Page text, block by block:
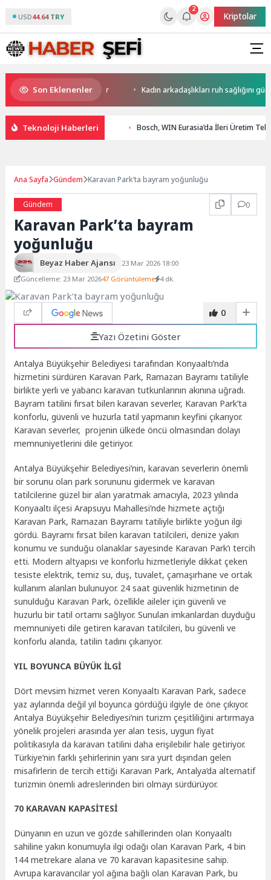
USD44.64 TRY
2
Kriptolar
Son Eklenenler
yapay zekaya bırakıyor Kadın arkadaşlıkları ruh sağlığını
Teknoloji Haberleri Bosch, WIN Eurasia’da İleri Üretim
Ana Sayfa Gündem Karavan Park’ta bayram yoğunluğu
Gündem 0
Karavan Park’ta bayram
yoğunluğu
Beyaz Haber Ajansı
23 Mar 2026 18:00
Güncelleme: 23 Mar 202647 Görüntüleme 4 dk.
0
Yazı Özetini Göster
Antalya Büyükşehir Belediyesi tarafından Konyaaltı’nda
hizmetini sürdüren Karavan Park, Ramazan Bayramı tatiliyle
birlikte yerli ve yabancı karavan tutkunlarının akınına uğradı.
Bayram tatilini fırsat bilen karavan severler, Karavan Park’ta
konforlu, güvenli ve huzurla tatil yapmanın keyfini çıkarıyor.
Karavan severler, projenin ülkede öncü olmasından dolayı
memnuniyetlerini dile getiriyor.
Antalya Büyükşehir Belediyesi’nin, karavan severlerin önemli
bir sorunu olan park sorununu gidermek ve karavan
tatilcilerine güzel bir alan yaratmak amacıyla, 2023 yılında
Konyaaltı ilçesi Arapsuyu Mahallesi’nde hizmete açtığı
Karavan Park, Ramazan Bayramı tatiliyle birlikte yoğun ilgi
gördü. Bayramı fırsat bilen karavan tatilcileri, denize yakın
konumu ve sunduğu olanaklar sayesinde Karavan Park’ı tercih
etti. Modern altyapısı ve konforlu hizmetleriyle dikkat çeken
tesiste elektrik, temiz su, duş, tuvalet, çamaşırhane ve ortak
kullanım alanları bulunuyor. 24 saat güvenlik hizmetinin de
sunulduğu Karavan Park, özellikle aileler için güvenli ve
huzurlu bir tatil ortamı sağlıyor. Sunulan imkanlardan duyduğu
memnuniyeti dile getiren karavan tatilcileri, bu güvenli ve
konforlu alanda, tatilin tadını çıkarıyor.
YIL BOYUNCA BÜYÜK İLGİ
Dört mevsim hizmet veren Konyaaltı Karavan Park, sadece
yaz aylarında değil yıl boyunca gördüğü ilgiyle de öne çıkıyor.
Antalya Büyükşehir Belediyesi’nin turizm çeşitliliğini artırmaya
yönelik projeleri arasında yer alan tesis, uygun fiyat
politikasıyla da karavan tatilini daha erişilebilir hale getiriyor.
Türkiye’nin farklı şehirlerinin yanı sıra yurt dışından gelen
misafirlerin de tercih ettiği Karavan Park, Antalya’da alternatif
turizmin önemli adreslerinden biri olmayı sürdürüyor.
70 KARAVAN KAPASİTESİ
Dünyanın en uzun ve gözde sahillerinden olan Konyaaltı
sahiline yakın konumuyla ilgi odağı olan Karavan Park, 4 bin
144 metrekare alana ve 70 karavan kapasitesine sahip.
Avrupa karavancılar yol ağına bağlı olan Karavan Park, bu